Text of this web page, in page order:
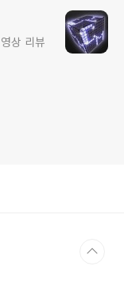
상 리뷰